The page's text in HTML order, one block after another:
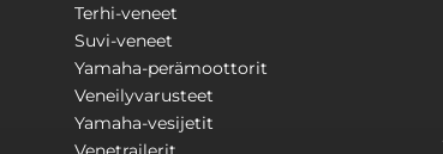
Terhi-veneet
Suvi-veneet
Yamaha-perämoottorit
Veneilyvarusteet
Yamaha-vesijetit